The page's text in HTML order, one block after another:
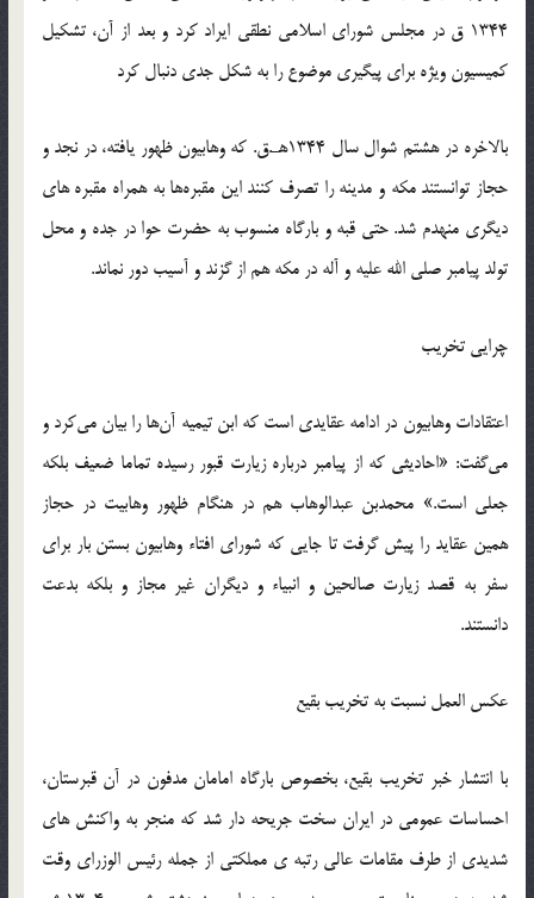
1344 ق در مجلس شورای اسلامی نطقی ایراد کرد و بعد از آن، تشکیل
کمیسیون ویژه برای پیگیری موضوع را به شکل جدی دنبال کرد
بالاخره در هشتم شوال سال 1344هـ.ق. که وهابیون ظهور یافته، در نجد و
حجاز توانستند مکه و مدینه را تصرف کنند این مقبره‌ها به همراه مقبره ‌های
دیگری منهدم شد. حتی قبه و بارگاه منسوب به حضرت حوا در جده و محل
تولد پیامبر صلی الله علیه و آله در مکه هم از گزند و آسیب دور نماند.
چرایی تخریب
اعتقادات وهابیون در ادامه عقایدی است که ابن تیمیه آن‌ها را بیان می‌کرد و
می‌گفت: «احادیثی که از پیامبر درباره زیارت قبور رسیده تماما ضعیف بلکه
جعلی است.» محمدبن عبدالوهاب هم در هنگام ظهور وهابیت در حجاز
همین عقاید را پیش گرفت تا جایی که شورای افتاء وهابیون بستن بار برای
سفر به قصد زیارت صالحین و انبیاء و دیگران غیر مجاز و بلکه بدعت
دانستند.
عکس ‎العمل نسبت به تخریب بقیع
با انتشار خبر تخریب بقیع، بخصوص بارگاه امامان مدفون در آن قبرستان،
احساسات عمومی در ایران سخت جریحه دار شد که منجر به واکنش های
شدیدی از طرف مقامات عالی ‎رتبه ‎ی مملکتی از جمله رئیس ‎الوزرای وقت